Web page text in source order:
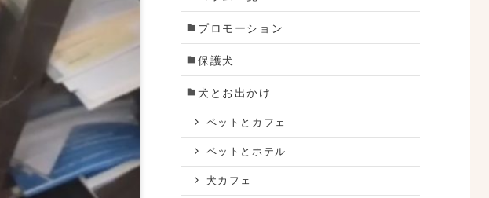
プロモーション
保護犬
犬とお出かけ
ペットとカフェ
ペットとホテル
犬カフェ